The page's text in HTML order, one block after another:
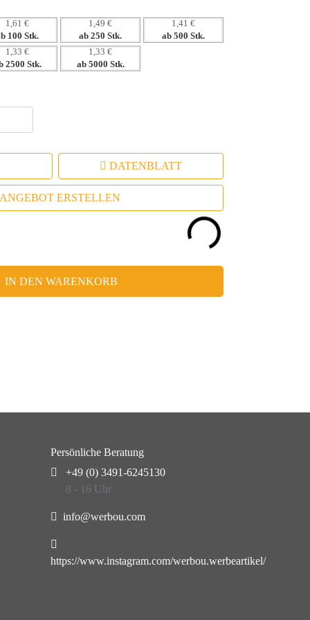
1,61 €
100 Stk.
1,49 €
ab 250 Stk.
1,41 €
ab 500 Stk.
1,33 €
2500 Stk.
1,33 €
ab 5000 Stk.
DATENBLATT
ANGEBOT ERSTELLEN
IN DEN WARENKORB
Persönliche Beratung
+49 (0) 3491-6245130
8 - 16 Uhr
info@werbou.com
https://www.instagram.com/werbou.werbeartikel/